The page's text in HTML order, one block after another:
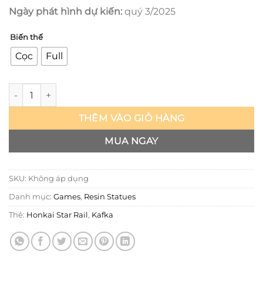
Ngày phát hình dự kiến: quý 3/2025
Biến thế
Cọc Full
Honkai Star Rail - Kafka - Jigenworld số lượng
THÊM VÀO GIỎ HÀNG
MUA NGAY
SKU: Không áp dụng
Danh mục: Games, Resin Statues
Thẻ: Honkai Star Rail, Kafka